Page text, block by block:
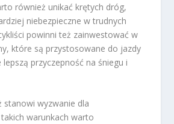
również unikać krętych dróg,
niebezpieczne w trudnych
powinni też zainwestować w
które są przystosowane do jazdy
przyczepność na śniegu i
stanowi wyzwanie dla
warunkach warto